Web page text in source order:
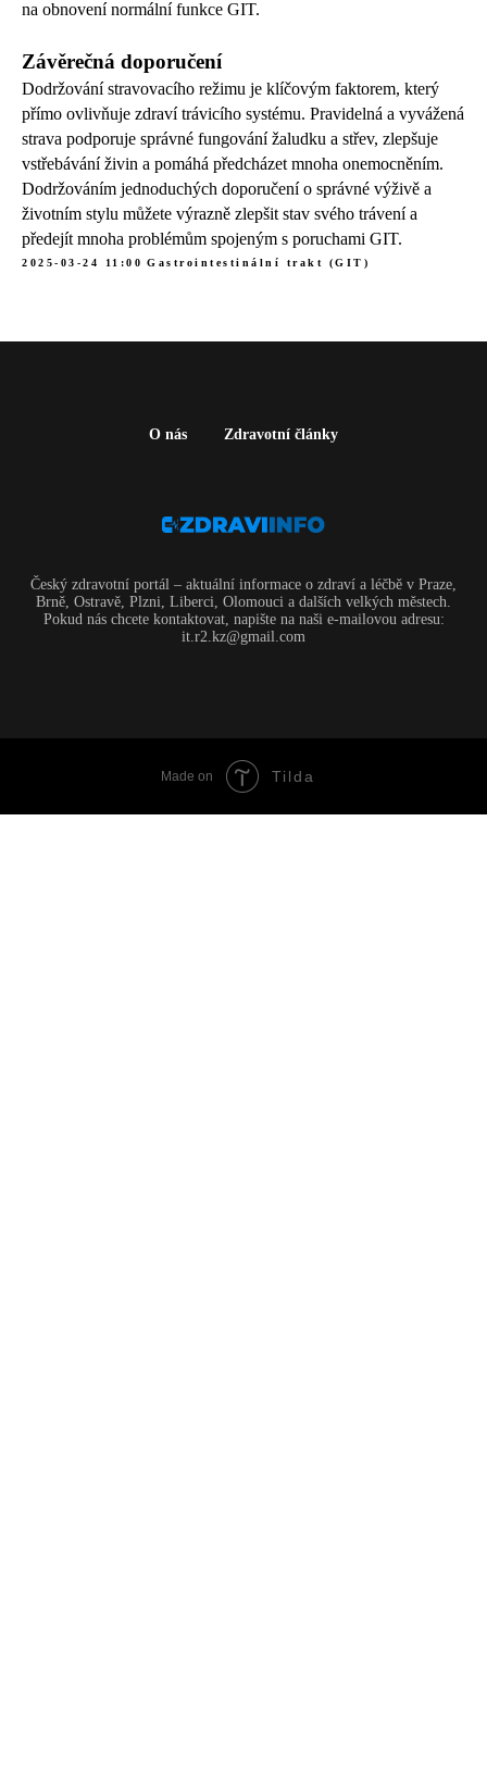
na obnovení normální funkce GIT.
Závěrečná doporučení
Dodržování stravovacího režimu je klíčovým faktorem, který
přímo ovlivňuje zdraví trávicího systému. Pravidelná a vyvážená
strava podporuje správné fungování žaludku a střev, zlepšuje
vstřebávání živin a pomáhá předcházet mnoha onemocněním.
Dodržováním jednoduchých doporučení o správné výživě a
životním stylu můžete výrazně zlepšit stav svého trávení a
předejít mnoha problémům spojeným s poruchami GIT.
2025-03-24 11:00 Gastrointestinální trakt (GIT)
O nás Zdravotní články
Český zdravotní portál – aktuální informace o zdraví a léčbě v Praze,
Brně, Ostravě, Plzni, Liberci, Olomouci a dalších velkých městech.
Pokud nás chcete kontaktovat, napište na naši e-mailovou adresu:
it.r2.kz@gmail.com
Made on Tilda